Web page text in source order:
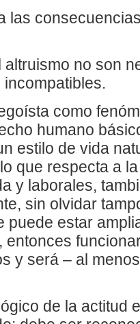
las
altruismo no son
como
humano
estilo de vida
que respecta a
y laborales,
sin olvidar
puede estar
entonces
y será – al
de la actitud